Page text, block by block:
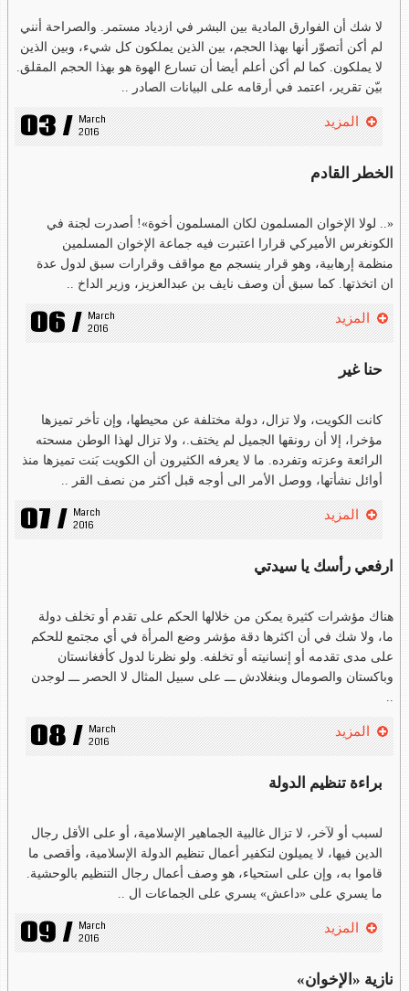
لا شك أن الفوارق المادية بين البشر في ازدياد مستمر. والصراحة أنني
لم أكن أتصوّر أنها بهذا الحجم، بين الذين يملكون كل شيء، وبين الذين
لا يملكون. كما لم أكن أعلم أيضا أن تسارع الهوة هو بهذا الحجم المقلق.
بيّن تقرير، اعتمد في أرقامه على البيانات الصادر ..
03 / March
2016
المزيد
الخطر القادم
«.. لولا الإخوان المسلمون لكان المسلمون أخوة»! أصدرت لجنة في
الكونغرس الأميركي قرارا اعتبرت فيه جماعة الإخوان المسلمين
منظمة إرهابية، وهو قرار ينسجم مع مواقف وقرارات سبق لدول عدة
ان اتخذتها. كما سبق أن وصف نايف بن عبدالعزيز، وزير الداخ ..
06 / March
2016
المزيد
حنا غير
كانت الكويت، ولا تزال، دولة مختلفة عن محيطها، وإن تأخر تميزها
مؤخرا، إلا أن رونقها الجميل لم يختف.، ولا تزال لهذا الوطن مسحته
الرائعة وعزته وتفرده. ما لا يعرفه الكثيرون أن الكويت بَنت تميزها منذ
أوائل نشأتها، ووصل الأمر الى أوجه قبل أكثر من نصف القر ..
07 / March
2016
المزيد
ارفعي رأسك يا سيدتي
هناك مؤشرات كثيرة يمكن من خلالها الحكم على تقدم أو تخلف دولة
ما، ولا شك في أن اكثرها دقة مؤشر وضع المرأة في أي مجتمع للحكم
على مدى تقدمه أو إنسانيته أو تخلفه. ولو نظرنا لدول كأفغانستان
وباكستان والصومال وبنغلادش ـــ على سبيل المثال لا الحصر ـــ لوجدن
..
08 / March
2016
المزيد
براءة تنظيم الدولة
لسبب أو لآخر، لا تزال غالبية الجماهير الإسلامية، أو على الأقل رجال
الدين فيها، لا يميلون لتكفير أعمال تنظيم الدولة الإسلامية، وأقصى ما
قاموا به، وإن على استحياء، هو وصف أعمال رجال التنظيم بالوحشية.
ما يسري على «داعش» يسري على الجماعات ال ..
09 / March
2016
المزيد
نازية «الإخوان»